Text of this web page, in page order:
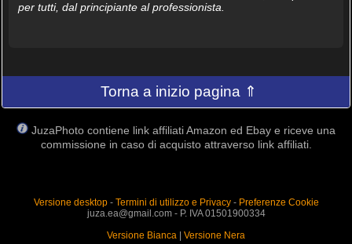
per tutti, dal principiante al professionista.
Torna a inizio pagina ⇑
JuzaPhoto contiene link affiliati Amazon ed Ebay e riceve una
commissione in caso di acquisto attraverso link affiliati.
Versione desktop- Termini di utilizzo e Privacy- Preferenze Cookie
juza.ea@gmail.com - P. IVA 01501900334
Versione Bianca | Versione Nera